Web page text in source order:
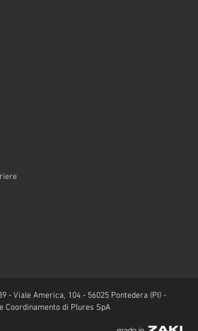
- Viale America, 104 - 56025 Pontedera (PI) -
Coordinamento di Plures SpA